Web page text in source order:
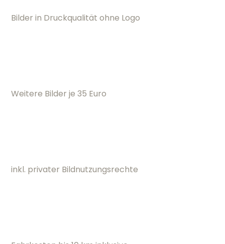
Bilder in Druckqualität ohne Logo
Weitere Bilder je 35 Euro
inkl. privater Bildnutzungsrechte